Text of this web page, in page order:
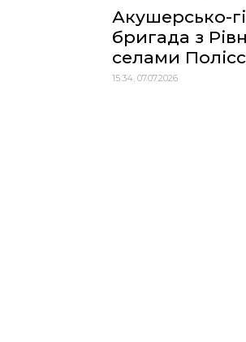
Акушерсько-
бригада з
селами
15:34, 07.07.2026